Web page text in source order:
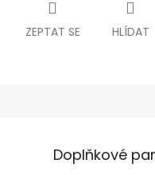
ZEPTAT SE HLÍDAT
Doplňkové